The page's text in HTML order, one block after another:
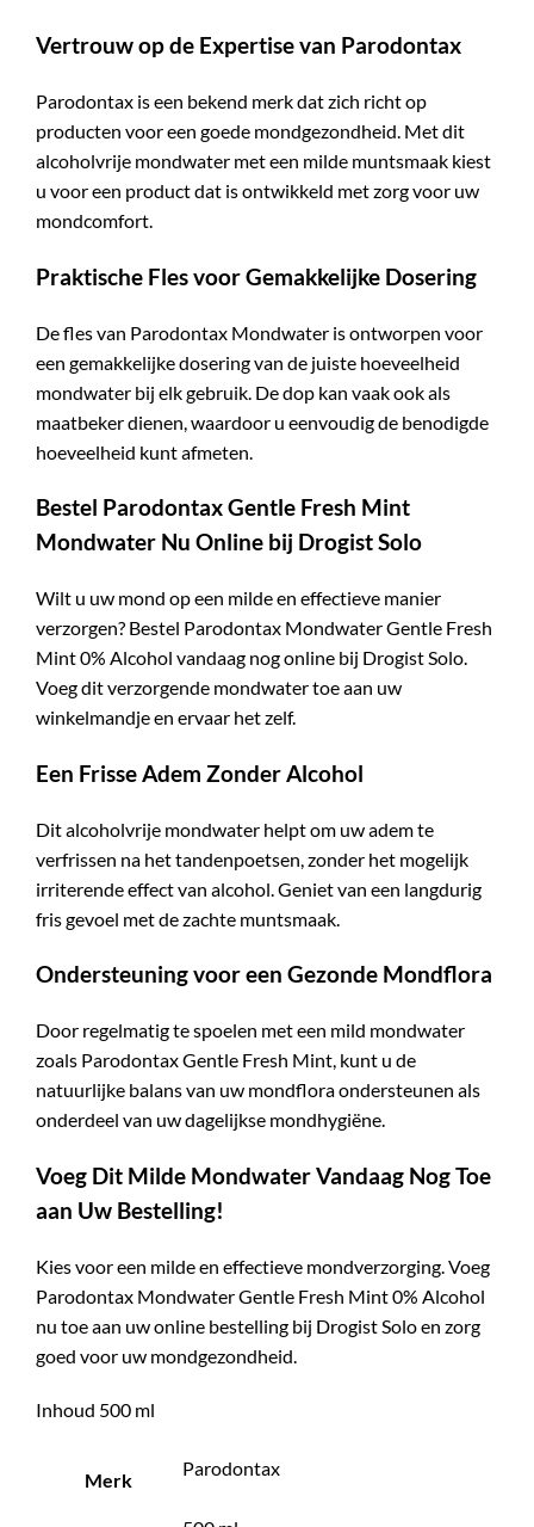
Vertrouw op de Expertise van Parodontax
Parodontax is een bekend merk dat zich richt op
producten voor een goede mondgezondheid. Met dit
alcoholvrije mondwater met een milde muntsmaak kiest
u voor een product dat is ontwikkeld met zorg voor uw
mondcomfort.
Praktische Fles voor Gemakkelijke Dosering
De fles van Parodontax Mondwater is ontworpen voor
een gemakkelijke dosering van de juiste hoeveelheid
mondwater bij elk gebruik. De dop kan vaak ook als
maatbeker dienen, waardoor u eenvoudig de benodigde
hoeveelheid kunt afmeten.
Bestel Parodontax Gentle Fresh Mint
Mondwater Nu Online bij Drogist Solo
Wilt u uw mond op een milde en effectieve manier
verzorgen? Bestel Parodontax Mondwater Gentle Fresh
Mint 0% Alcohol vandaag nog online bij Drogist Solo.
Voeg dit verzorgende mondwater toe aan uw
winkelmandje en ervaar het zelf.
Een Frisse Adem Zonder Alcohol
Dit alcoholvrije mondwater helpt om uw adem te
verfrissen na het tandenpoetsen, zonder het mogelijk
irriterende effect van alcohol. Geniet van een langdurig
fris gevoel met de zachte muntsmaak.
Ondersteuning voor een Gezonde Mondflora
Door regelmatig te spoelen met een mild mondwater
zoals Parodontax Gentle Fresh Mint, kunt u de
natuurlijke balans van uw mondflora ondersteunen als
onderdeel van uw dagelijkse mondhygiëne.
Voeg Dit Milde Mondwater Vandaag Nog Toe
aan Uw Bestelling!
Kies voor een milde en effectieve mondverzorging. Voeg
Parodontax Mondwater Gentle Fresh Mint 0% Alcohol
nu toe aan uw online bestelling bij Drogist Solo en zorg
goed voor uw mondgezondheid.
Inhoud 500 ml
Merk
Parodontax